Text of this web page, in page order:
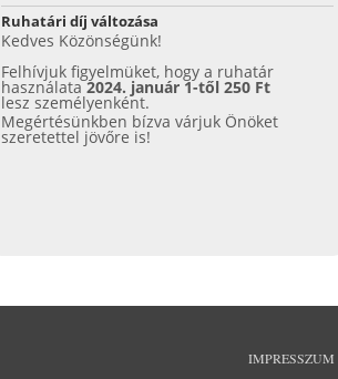
Ruhatári díj változása
Kedves Közönségünk!
Felhívjuk figyelmüket, hogy a ruhatár
használata2024. január 1-től 250 Ft
lesz személyenként.
Megértésünkben bízva várjuk Önöket
szeretettel jövőre is!
IMPRESSZUM